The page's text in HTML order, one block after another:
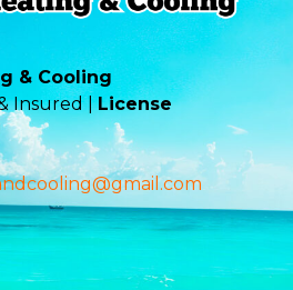
& Cooling
Insured |License